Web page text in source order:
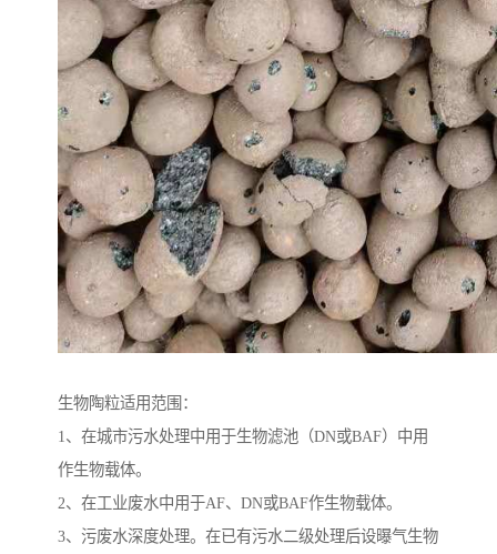
生物陶粒适用范围：
1、在城市污水处理中用于生物滤池（DN或BAF）中用
作生物载体。
2、在工业废水中用于AF、DN或BAF作生物载体。
3、污废水深度处理。在已有污水二级处理后设曝气生物